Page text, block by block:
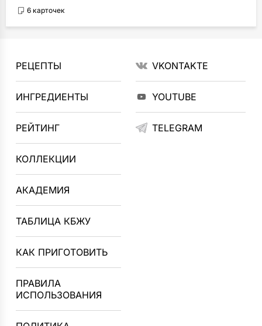
6 карточек
РЕЦЕПТЫ
ИНГРЕДИЕНТЫ
РЕЙТИНГ
КОЛЛЕКЦИИ
АКАДЕМИЯ
ТАБЛИЦА КБЖУ
КАК ПРИГОТОВИТЬ
ПРАВИЛА
ИСПОЛЬЗОВАНИЯ
VKONTAKTE
YOUTUBE
TELEGRAM